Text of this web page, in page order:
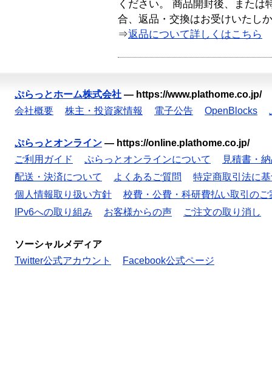
ください。 商品開封後、または
合、返品・交換はお受けいたし
⇒返品について詳しくはこちら
ぷらっとホーム株式会社 — https://www.plathome.co.jp/
会社概要
株主・投資家情報 電子公告 OpenBlocks
ぷらっとオンライン — https://online.plathome.co.jp/
ご利用ガイド
ぷらっとオンラインについて
見積書・
配送・決済について
よくあるご質問
特定商取引法に
個人情報取り扱い方針
校費・公費・科研費払い取引のご
IPv6への取り組み
お客様からの声 ご注文の取り消し
ソーシャルメディア
Twitter公式アカウント
Facebook公式ページ